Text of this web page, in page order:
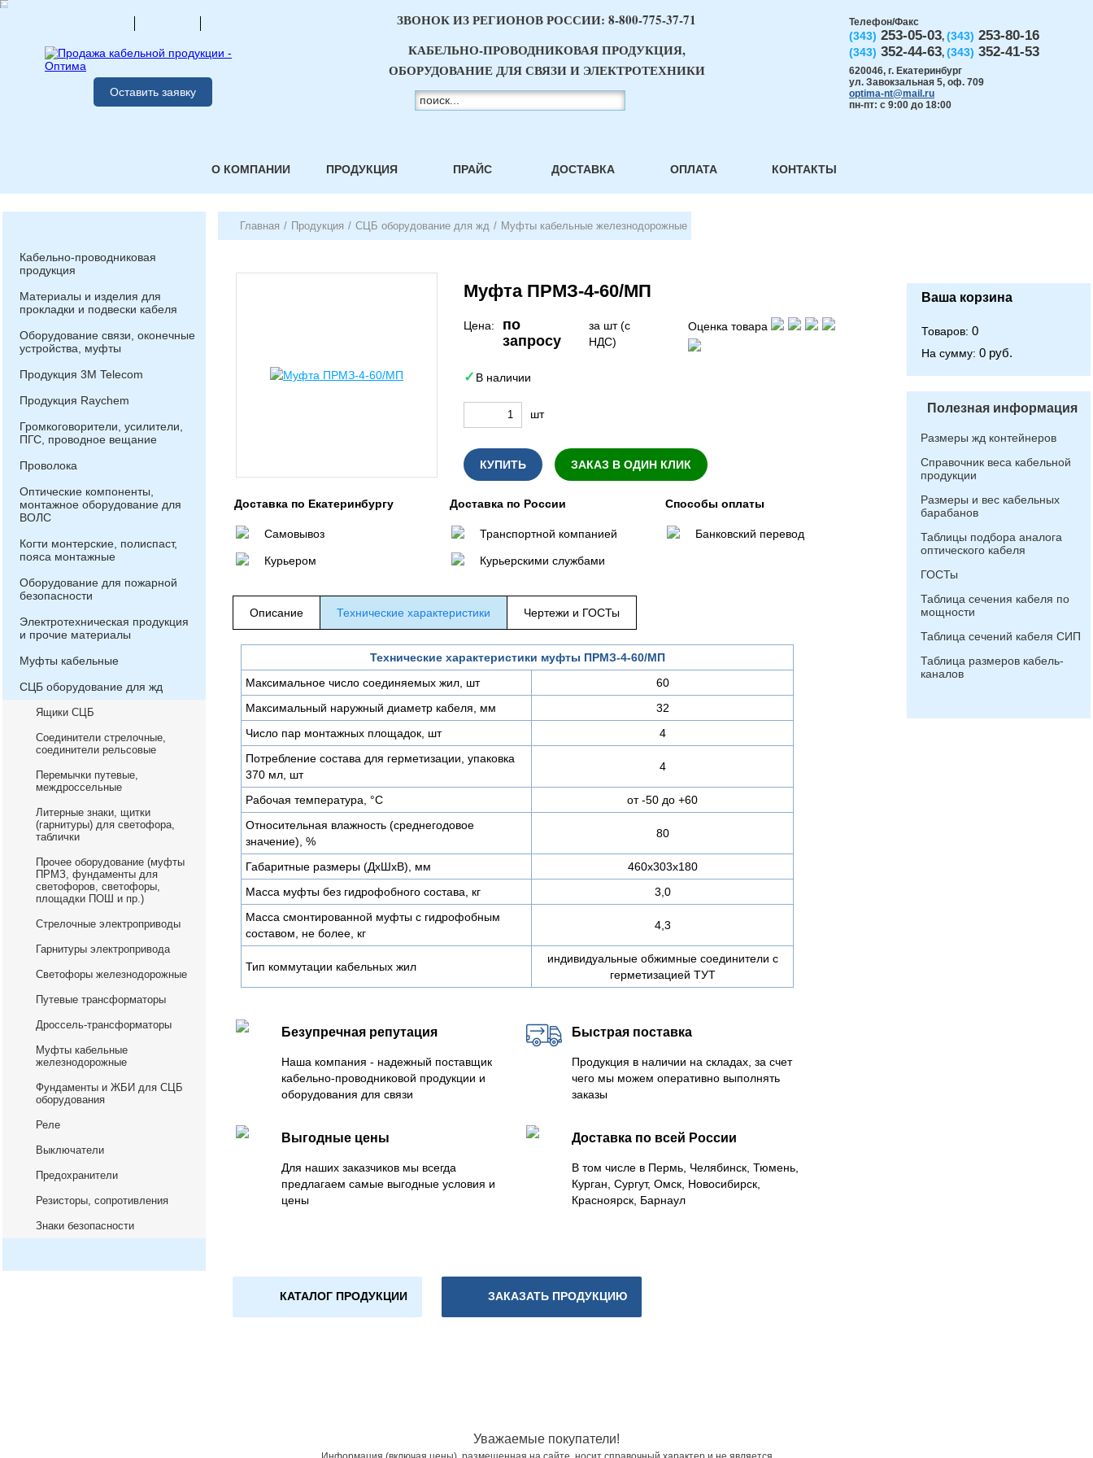
Оставить заявку
Телефон/Факс
(343) 253-05-03, (343) 253-80-16
(343) 352-44-63, (343) 352-41-53
620046, г. Екатеринбург
ул. Завокзальная 5, оф. 709
optima-nt@mail.ru
пн-пт: с 9:00 до 18:00
ЗВОНОК ИЗ РЕГИОНОВ РОССИИ: 8-800-775-37-71
КАБЕЛЬНО-ПРОВОДНИКОВАЯ ПРОДУКЦИЯ,
ОБОРУДОВАНИЕ ДЛЯ СВЯЗИ И ЭЛЕКТРОТЕХНИКИ
О КОМПАНИИ ПРОДУКЦИЯ ПРАЙС ДОСТАВКА ОПЛАТА КОНТАКТЫ
Кабельно-проводниковая
продукция
Материалы и изделия для
прокладки и подвески кабеля
Оборудование связи, оконечные
устройства, муфты
Продукция 3М Telecom
Продукция Raychem
Громкоговорители, усилители,
ПГС, проводное вещание
Проволока
Оптические компоненты,
монтажное оборудование для
ВОЛС
Когти монтерские, полиспаст,
пояса монтажные
Оборудование для пожарной
безопасности
Электротехническая продукция
и прочие материалы
Муфты кабельные
СЦБ оборудование для жд
Ящики СЦБ
Соединители стрелочные,
соединители рельсовые
Перемычки путевые,
междроссельные
Литерные знаки, щитки
(гарнитуры) для светофора,
таблички
Прочее оборудование (муфты
ПРМЗ, фундаменты для
светофоров, светофоры,
площадки ПОШ и пр.)
Стрелочные электроприводы
Гарнитуры электропривода
Светофоры железнодорожные
Путевые трансформаторы
Дроссель-трансформаторы
Муфты кабельные
железнодорожные
Фундаменты и ЖБИ для СЦБ
оборудования
Реле
Выключатели
Предохранители
Резисторы, сопротивления
Знаки безопасности
Главная / Продукция / СЦБ оборудование для жд / Муфты кабельные железнодорожные
Муфта ПРМЗ-4-60/МП
Цена:
по
запросу
за шт (с
НДС)
Оценка товара
В наличии
шт
КУПИТЬ ЗАКАЗ В ОДИН КЛИК
Доставка по Екатеринбургу
Самовывоз
Курьером
Доставка по России
Транспортной компанией
Курьерскими службами
Способы оплаты
Банковский перевод
Описание Технические характеристики Чертежи и ГОСТы
Технические характеристики муфты ПРМЗ-4-60/МП
Максимальное число соединяемых жил, шт
60
Максимальный наружный диаметр кабеля, мм
32
Число пар монтажных площадок, шт
4
Потребление состава для герметизации, упаковка
370 мл, шт
4
Рабочая температура, °С
от -50 до +60
Относительная влажность (среднегодовое
значение), %
80
Габаритные размеры (ДхШхВ), мм
460х303х180
Масса муфты без гидрофобного состава, кг
3,0
Масса смонтированной муфты с гидрофобным
составом, не более, кг
4,3
Тип коммутации кабельных жил
индивидуальные обжимные соединители с
герметизацией ТУТ
Безупречная репутация
Наша компания - надежный поставщик
кабельно-проводниковой продукции и
оборудования для связи
Быстрая поставка
Продукция в наличии на складах, за счет
чего мы можем оперативно выполнять
заказы
Выгодные цены
Для наших заказчиков мы всегда
предлагаем самые выгодные условия и
цены
Доставка по всей России
В том числе в Пермь, Челябинск, Тюмень,
Курган, Сургут, Омск, Новосибирск,
Красноярск, Барнаул
КАТАЛОГ ПРОДУКЦИИ ЗАКАЗАТЬ ПРОДУКЦИЮ
Ваша корзина
Товаров: 0
На сумму: 0 руб.
Полезная информация
Размеры жд контейнеров
Справочник веса кабельной
продукции
Размеры и вес кабельных
барабанов
Таблицы подбора аналога
оптического кабеля
ГОСТы
Таблица сечения кабеля по
мощности
Таблица сечений кабеля СИП
Таблица размеров кабель-
каналов
Уважаемые покупатели!